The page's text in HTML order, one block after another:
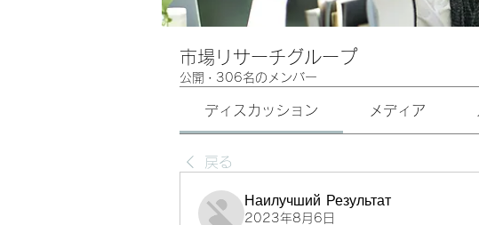
市場リサーチグループ
公開 · 306名のメンバー
ディスカッション メディア
戻る
Наилучший Результат
2023年8月6日